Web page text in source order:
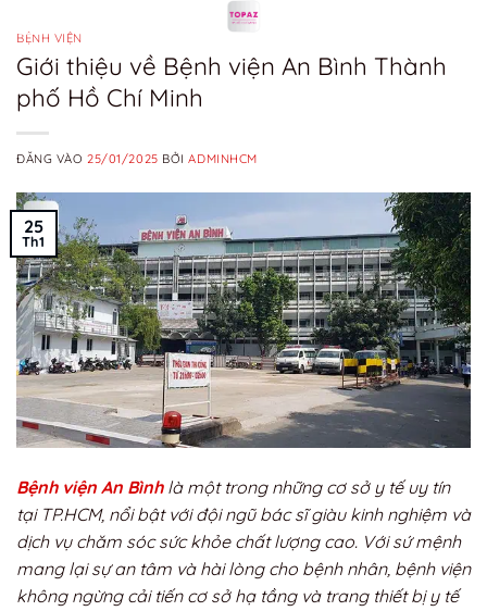
qua
nội
dung
BỆNH VIỆN
Giới thiệu về Bệnh viện An Bình Thành
phố Hồ Chí Minh
ĐĂNG VÀO25/01/2025 BỞIADMINHCM
25
Th1
Bệnh viện An Bình là một trong những cơ sở y tế uy tín
tại TP.HCM, nổi bật với đội ngũ bác sĩ giàu kinh nghiệm và
dịch vụ chăm sóc sức khỏe chất lượng cao. Với sứ mệnh
mang lại sự an tâm và hài lòng cho bệnh nhân, bệnh viện
không ngừng cải tiến cơ sở hạ tầng và trang thiết bị y tế